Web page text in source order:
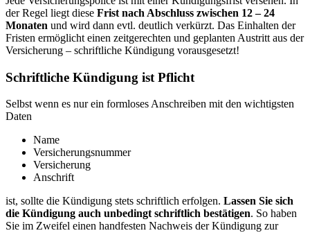
der Regel liegt diese Frist nach Abschluss zwischen 12 – 24
Monaten und wird dann evtl. deutlich verkürzt. Das Einhalten der
Fristen ermöglicht einen zeitgerechten und geplanten Austritt aus der
Versicherung – schriftliche Kündigung vorausgesetzt!
Schriftliche Kündigung ist Pflicht
Selbst wenn es nur ein formloses Anschreiben mit den wichtigsten
Daten
Name
Versicherungsnummer
Versicherung
Anschrift
ist, sollte die Kündigung stets schriftlich erfolgen. Lassen Sie sich
die Kündigung auch unbedingt schriftlich bestätigen. So haben
Sie im Zweifel einen handfesten Nachweis der Kündigung zur